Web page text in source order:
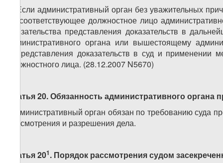
5. Если административный орган без уважительных
на соответствующее должностное лицо
обязательства представления доказательств в
административного органа или вышестоящему
непредставления доказательств в суд и
должностного лица. (28.12.2007 N5670)
Статья 20.Обязанность административного
Административный орган обязан по требованию
рассмотрения и разрешения дела.
Статья 201. Порядок рассмотрения судом